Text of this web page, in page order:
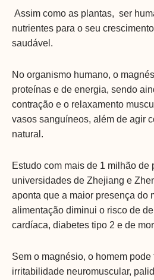
Assim como as plantas, ser
nutrientes para o seu
saudável.
No organismo humano, o
proteínas e de energia, sendo
contração e o relaxamento
vasos sanguíneos, além de agir
natural.
Estudo com mais de 1 milhão de
universidades de Zhejiang e
aponta que a maior presença do
alimentação diminui o risco de
cardíaca, diabetes tipo 2 e de
Sem o magnésio, o homem
irritabilidade neuromuscular,